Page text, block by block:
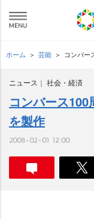
ホーム 芸能 コンバー
ニュース 社会・経済
コンバース
を製作
2008-02-01 12:00